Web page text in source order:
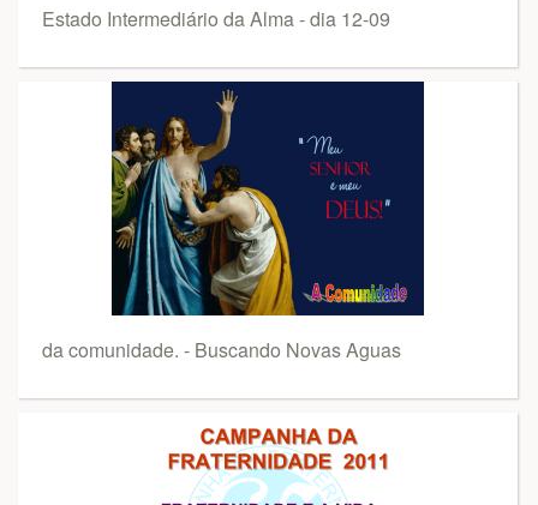
Estado Intermediário da Alma - dia 12-09
da comunidade. - Buscando Novas Aguas